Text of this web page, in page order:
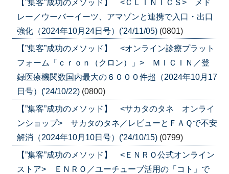
【”集客”成功のメソッド】 <ＣＬＩＮＩＣＳ> メド
レー／ウーバーイーツ、アマゾンと連携で入口・出口
強化（2024年10月24日号）('24/11/05) (0801)
【”集客”成功のメソッド】 <オンライン診療プラット
フォーム「ｃｒｏｎ（クロン）」> ＭＩＣＩＮ／登
録医療機関数国内最大の６０００件超（2024年10月17
日号）('24/10/22) (0800)
【”集客”成功のメソッド】 <サカタのタネ オンライ
ンショップ> サカタのタネ／レビューとＦＡＱで不安
解消（2024年10月10日号）('24/10/15) (0799)
【”集客”成功のメソッド】 <ＥＮＲＯ公式オンライン
ストア> ＥＮＲＯ／ユーチューブ活用の「コト」で